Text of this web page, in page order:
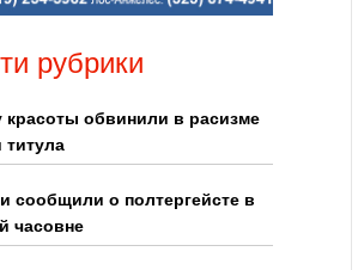
рубрики
красоты обвинили в расизме
сообщили о полтергейсте в
часовне